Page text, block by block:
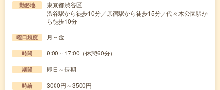
勤務地
東京都渋谷区
渋谷駅から徒歩10分／原宿駅から徒歩15分／代々木公園駅か
ら徒歩10分
曜日頻度 月～金
時間 9:00～17:00（休憩60分）
期間 即日～長期
時給 3000円～3500円